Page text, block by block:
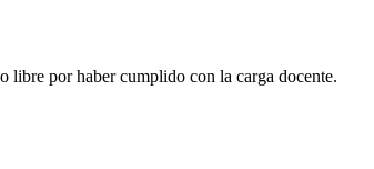
libre por haber cumplido con la carga docente.